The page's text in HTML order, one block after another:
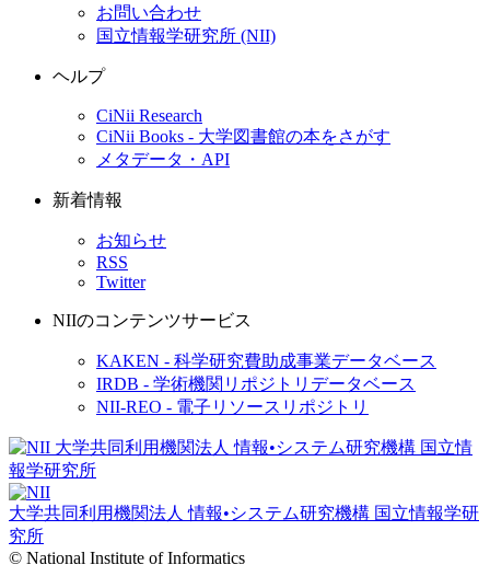
お問い合わせ
国立情報学研究所 (NII)
ヘルプ
CiNii Research
CiNii Books - 大学図書館の本をさがす
メタデータ・API
新着情報
お知らせ
RSS
Twitter
NIIのコンテンツサービス
KAKEN - 科学研究費助成事業データベース
IRDB - 学術機関リポジトリデータベース
NII-REO - 電子リソースリポジトリ
大学共同利用機関法人 情報•システム研究機構 国立情報学研
究所
© National Institute of Informatics